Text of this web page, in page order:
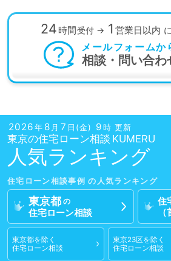
24時間受付 → 1 営業日以内
メールフォームか
相談・問い合わ
2026年 8 月 7 日(金) 9 時 更新
東京の住宅ローン相談
人気ランキング
住宅ローン相談事例
東京都 の
住宅ローン相談
住
東京都を除く
住宅ローン相談
東京23区を除く
住宅ローン相談